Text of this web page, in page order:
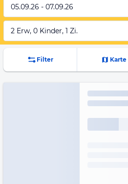
05.09.26 - 07.09.26
2 Erw, 0 Kinder, 1 Zi.
Filter Karte